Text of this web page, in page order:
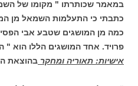
במאמר שכותרתו " מקומו של
כתבתי כי התעלמות השמאל מן
כמה מן המושגים שטבע אבי
פרויד. אחד המושגים הללו הוא
אישיות: תאוריה ומחקר בהוצאת